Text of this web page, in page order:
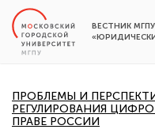
ВЕСТНИК МГПУ
ПРОБЛЕМЫ И
РЕГУЛИРОВАНИЯ
ПРАВЕ РОССИИ